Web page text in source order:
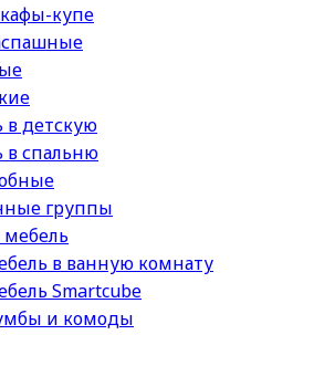
купе
в детскую
в спальню
группы
мебель
в ванную комнату
Smartcube
и комоды